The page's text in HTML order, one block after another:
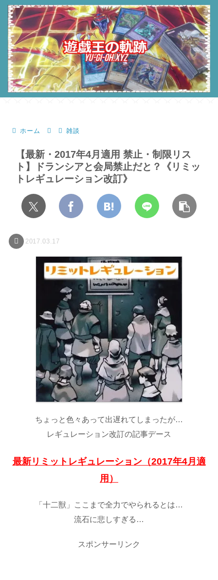
ホーム 雑談
【最新・2017年4月適用 禁止・制限リス
ト】ドランシアと会局禁止だと？《リミッ
トレギュレーション改訂》
2017.03.17
ちょっと色々あって出遅れてしまったが…
レギュレーション改訂の記事デース
最新リミットレギュレーション（2017年4月適
用）
「十二獣」ここまで全力でやられるとは…
流石に悲しすぎる…
スポンサーリンク